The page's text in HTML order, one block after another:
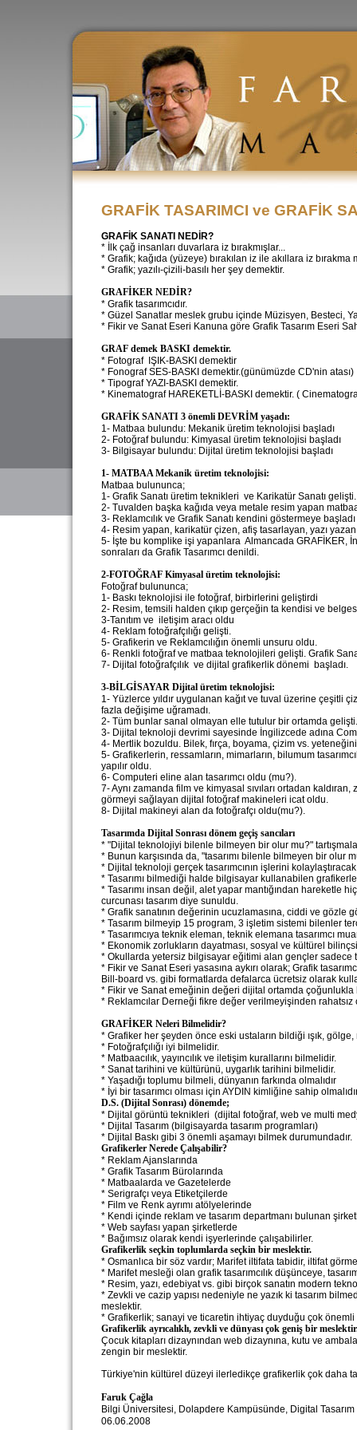
GRAFİK TASARIMCI ve GRAFİK
GRAFİK SANATI NEDİR?
* İlk çağ insanları duvarlara iz bırakmışlar...
* Grafik; kağıda (yüzeye) bırakılan iz ile akıllara iz bırakma
* Grafik; yazılı-çizili-basılı her şey demektir.
GRAFİKER NEDİR?
* Grafik tasarımcıdır.
* Güzel Sanatlar meslek grubu içinde Müzisyen, Besteci,
* Fikir ve Sanat Eseri Kanuna göre Grafik Tasarım Eseri
GRAF demek BASKI demektir.
* Fotograf IŞIK-BASKI demektir
* Fonograf SES-BASKI demektir.(günümüzde CD'nin atası)
* Tipograf YAZI-BASKI demektir.
* Kinematograf HAREKETLİ-BASKI demektir. (
GRAFİK SANATI 3 önemli DEVRİM yaşadı:
1- Matbaa bulundu: Mekanik üretim teknolojisi başladı
2- Fotoğraf bulundu: Kimyasal üretim teknolojisi başladı
3- Bilgisayar bulundu: Dijital üretim teknolojisi başladı
1- MATBAA Mekanik üretim teknolojisi:
Matbaa bulununca;
1- Grafik Sanatı üretim teknikleri ve Karikatür Sanatı gelişti.
2- Tuvalden başka kağıda veya metale resim yapan
3- Reklamcılık ve Grafik Sanatı kendini göstermeye başladı
4- Resim yapan, karikatür çizen, afiş tasarlayan, yazı yazan
5- İşte bu komplike işi yapanlara Almancada GRAFİKER,
sonraları da Grafik Tasarımcı denildi.
2-FOTOĞRAF Kimyasal üretim teknolojisi:
Fotoğraf bulununca;
1- Baskı teknolojisi ile fotoğraf, birbirlerini geliştirdi
2- Resim, temsili halden çıkıp gerçeğin ta kendisi ve
3-Tanıtım ve iletişim aracı oldu
4- Reklam fotoğrafçılığı gelişti.
5- Grafikerin ve Reklamcılığın önemli unsuru oldu.
6- Renkli fotoğraf ve matbaa teknolojileri gelişti. Grafik
7- Dijital fotoğrafçılık ve dijital grafikerlik dönemi başladı.
3-BİLGİSAYAR Dijital üretim teknolojisi:
1- Yüzlerce yıldır uygulanan kağıt ve tuval üzerine çeşitli
fazla değişime uğramadı.
2- Tüm bunlar sanal olmayan elle tutulur bir ortamda gelişti.
3- Dijital teknoloji devrimi sayesinde İngilizcede adına
4- Mertlik bozuldu. Bilek, fırça, boyama, çizim vs.
5- Grafikerlerin, ressamların, mimarların, bilumum
yapılır oldu.
6- Computeri eline alan tasarımcı oldu (mu?).
7- Aynı zamanda film ve kimyasal sıvıları ortadan
görmeyi sağlayan dijital fotoğraf makineleri icat oldu.
8- Dijital makineyi alan da fotoğrafçı oldu(mu?).
Tasarımda Dijital Sonrası dönem geçiş sancıları
* "Dijital teknolojiyi bilenle bilmeyen bir olur mu?"
* Bunun karşısında da, "tasarımı bilenle bilmeyen bir olur
* Dijital teknoloji gerçek tasarımcının işlerini
* Tasarımı bilmediği halde bilgisayar kullanabilen
* Tasarımı insan değil, alet yapar mantığından hareketle
curcunası tasarım diye sunuldu.
* Grafik sanatının değerinin ucuzlamasına, ciddi ve gözle
* Tasarım bilmeyip 15 program, 3 işletim sistemi bilenler
* Tasarımcıya teknik eleman, teknik elemana tasarımcı
* Ekonomik zorlukların dayatması, sosyal ve kültürel
* Okullarda yetersiz bilgisayar eğitimi alan gençler sadece
* Fikir ve Sanat Eseri yasasına aykırı olarak; Grafik
Bill-board vs. gibi formatlarda defalarca ücretsiz olarak
* Fikir ve Sanat emeğinin değeri dijital ortamda çoğunlukla
* Reklamcılar Derneği fikre değer verilmeyişinden
GRAFİKER Neleri Bilmelidir?
* Grafiker her şeyden önce eski ustaların bildiği ışık,
* Fotoğrafçılığı iyi bilmelidir.
* Matbaacılık, yayıncılık ve iletişim kurallarını bilmelidir.
* Sanat tarihini ve kültürünü, uygarlık tarihini bilmelidir.
* Yaşadığı toplumu bilmeli, dünyanın farkında olmalıdır
* İyi bir tasarımcı olması için AYDIN kimliğine sahip
D.S. (Dijital Sonrası) dönemde;
* Dijital görüntü teknikleri (dijital fotoğraf, web ve multi
* Dijital Tasarım (bilgisayarda tasarım programları)
* Dijital Baskı gibi 3 önemli aşamayı bilmek durumundadır.
Grafikerler Nerede Çalışabilir?
* Reklam Ajanslarında
* Grafik Tasarım Bürolarında
* Matbaalarda ve Gazetelerde
* Serigrafçı veya Etiketçilerde
* Film ve Renk ayrımı atölyelerinde
* Kendi içinde reklam ve tasarım departmanı bulunan
* Web sayfası yapan şirketlerde
* Bağımsız olarak kendi işyerlerinde çalışabilirler.
Grafikerlik seçkin toplumlarda seçkin bir meslektir.
* Osmanlıca bir söz vardır; Marifet iltifata tabidir, iltifat
* Marifet mesleği olan grafik tasarımcılık düşünceye,
* Resim, yazı, edebiyat vs. gibi birçok sanatın modern
* Zevkli ve cazip yapısı nedeniyle ne yazık ki tasarım
meslektir.
* Grafikerlik; sanayi ve ticaretin ihtiyaç duyduğu çok önemli
Grafikerlik ayrıcalıklı, zevkli ve dünyası çok geniş bir
Çocuk kitapları dizaynından web dizaynına, kutu ve
zengin bir meslektir.
Türkiye'nin kültürel düzeyi ilerledikçe grafikerlik çok daha
Faruk Çağla
Bilgi Üniversitesi, Dolapdere Kampüsünde, Digital
06.06.2008